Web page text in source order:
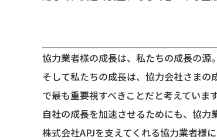
協力業者様の成長は、私たちの成長の源。
そして私たちの成長は、協力会社さま
で最も重要視すべきことだと考えています
自社の成長を加速させるためにも、協力
株式会社APJを支えてくれる協力業者様